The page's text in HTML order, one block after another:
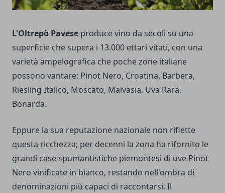
L'Oltrepò Pavese produce vino da secoli su una
superficie che supera i 13.000 ettari vitati, con una
varietà ampelografica che poche zone italiane
possono vantare: Pinot Nero, Croatina, Barbera,
Riesling Italico, Moscato, Malvasia, Uva Rara,
Bonarda.
Eppure la sua reputazione nazionale non riflette
questa ricchezza; per decenni la zona ha rifornito le
grandi case spumantistiche piemontesi di uve Pinot
Nero vinificate in bianco, restando nell'ombra di
denominazioni più capaci di raccontarsi. Il